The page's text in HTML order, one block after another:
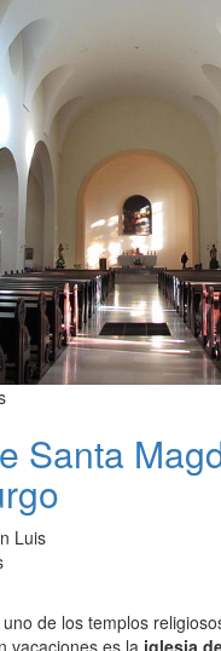
Santa
Luis
de los templos
vacaciones es la iglesia